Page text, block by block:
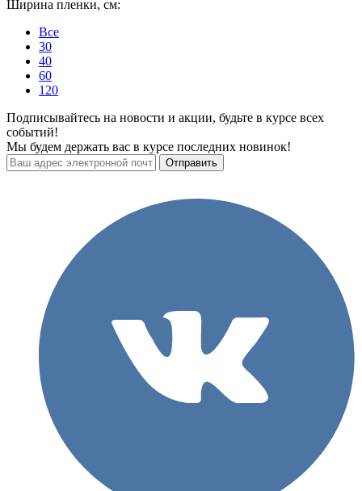
Ширина пленки, см:
Все
30
40
60
120
Подписывайтесь на новости и акции, будьте в курсе всех
событий!
Мы будем держать вас в курсе последних новинок!